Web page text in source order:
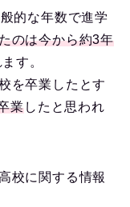
的な年数で進学
のは今から約3年
す。
を卒業したとす
業したと思われ
校に関する情報